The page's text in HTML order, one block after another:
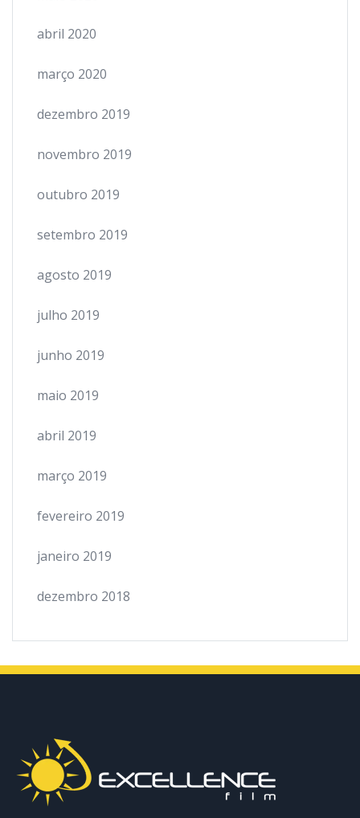
abril 2020
março 2020
dezembro 2019
novembro 2019
outubro 2019
setembro 2019
agosto 2019
julho 2019
junho 2019
maio 2019
abril 2019
março 2019
fevereiro 2019
janeiro 2019
dezembro 2018